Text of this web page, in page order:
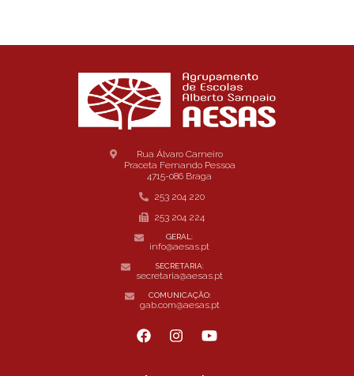
Rua Álvaro Carneiro
Praceta Fernando Pessoa
4715-086 Braga
253 204 220
253 204 224
GERAL:
info@aesas.pt
SECRETARIA:
secretaria@aesas.pt
COMUNICAÇÃO:
gab.com@aesas.pt